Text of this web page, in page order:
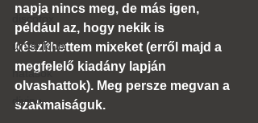
discofox
új vár klub
hatások
divino
napja nincs meg, de más igen,
például az, hogy nekik is
készíthettem mixeket (erről majd a
megfelelő kiadány lapján
olvashattok). Meg persze megvan a
szakmaiságuk.